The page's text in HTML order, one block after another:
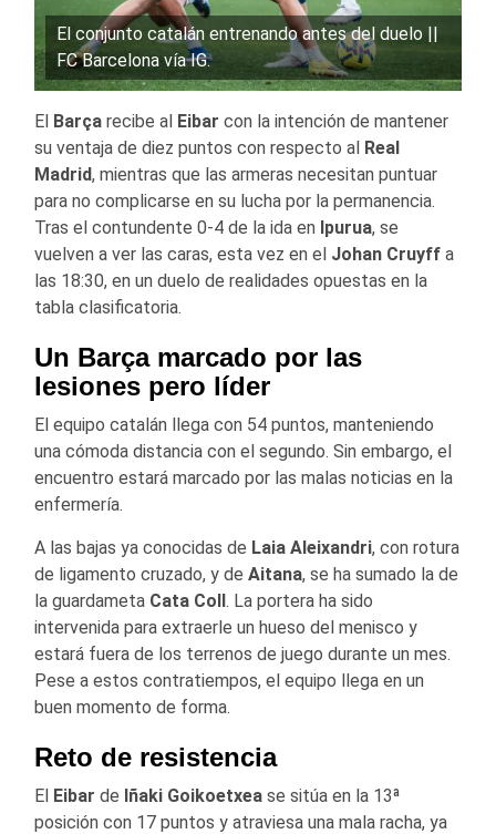
El conjunto catalán entrenando antes del duelo ||
FC Barcelona vía IG.
El Barça recibe al Eibar con la intención de mantener
su ventaja de diez puntos con respecto al Real
Madrid, mientras que las armeras necesitan puntuar
para no complicarse en su lucha por la permanencia.
Tras el contundente 0-4 de la ida en Ipurua, se
vuelven a ver las caras, esta vez en el Johan Cruyff a
las 18:30, en un duelo de realidades opuestas en la
tabla clasificatoria.
Un Barça marcado por las
lesiones pero líder
El equipo catalán llega con 54 puntos, manteniendo
una cómoda distancia con el segundo. Sin embargo, el
encuentro estará marcado por las malas noticias en la
enfermería.
A las bajas ya conocidas de Laia Aleixandri, con rotura
de ligamento cruzado, y de Aitana, se ha sumado la de
la guardameta Cata Coll. La portera ha sido
intervenida para extraerle un hueso del menisco y
estará fuera de los terrenos de juego durante un mes.
Pese a estos contratiempos, el equipo llega en un
buen momento de forma.
Reto de resistencia
El Eibar de Iñaki Goikoetxea se sitúa en la 13ª
posición con 17 puntos y atraviesa una mala racha, ya